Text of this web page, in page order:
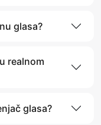
glasa?
realnom
glasa?